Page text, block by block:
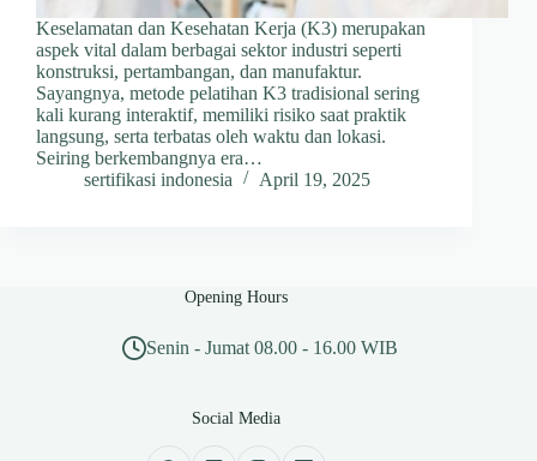
Keselamatan dan Kesehatan Kerja (K3) merupakan
aspek vital dalam berbagai sektor industri seperti
konstruksi, pertambangan, dan manufaktur.
Sayangnya, metode pelatihan K3 tradisional sering
kali kurang interaktif, memiliki risiko saat praktik
langsung, serta terbatas oleh waktu dan lokasi.
Seiring berkembangnya era…
sertifikasi indonesia
April 19, 2025
Opening Hours
Senin - Jumat 08.00 - 16.00 WIB
Social Media